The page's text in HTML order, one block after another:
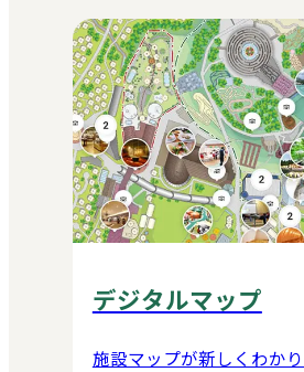
デジタルマップ
施設マップが新しくわか